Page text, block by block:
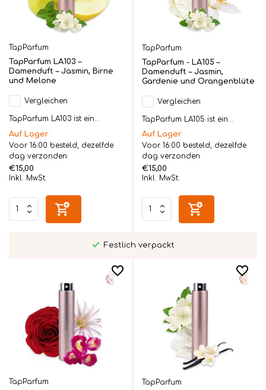
TapParfum
TapParfum LA103 –
Damenduft – Jasmin, Birne
und Melone
Vergleichen
TapParfum LA103 ist ein...
Auf Lager
Voor 16:00 besteld, dezelfde
dag verzonden
€15,00
Inkl. MwSt.
TapParfum
TapParfum - LA105 –
Damenduft – Jasmin,
Gardenie und Orangenblüte
Vergleichen
TapParfum LA105 ist ein...
Auf Lager
Voor 16:00 besteld, dezelfde
dag verzonden
€15,00
Inkl. MwSt.
Festlich verpackt
TapParfum
TapParfum